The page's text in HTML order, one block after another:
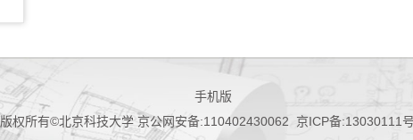
手机版
版权所有©北京科技大学 京公网安备:110402430062 京ICP备:13030111